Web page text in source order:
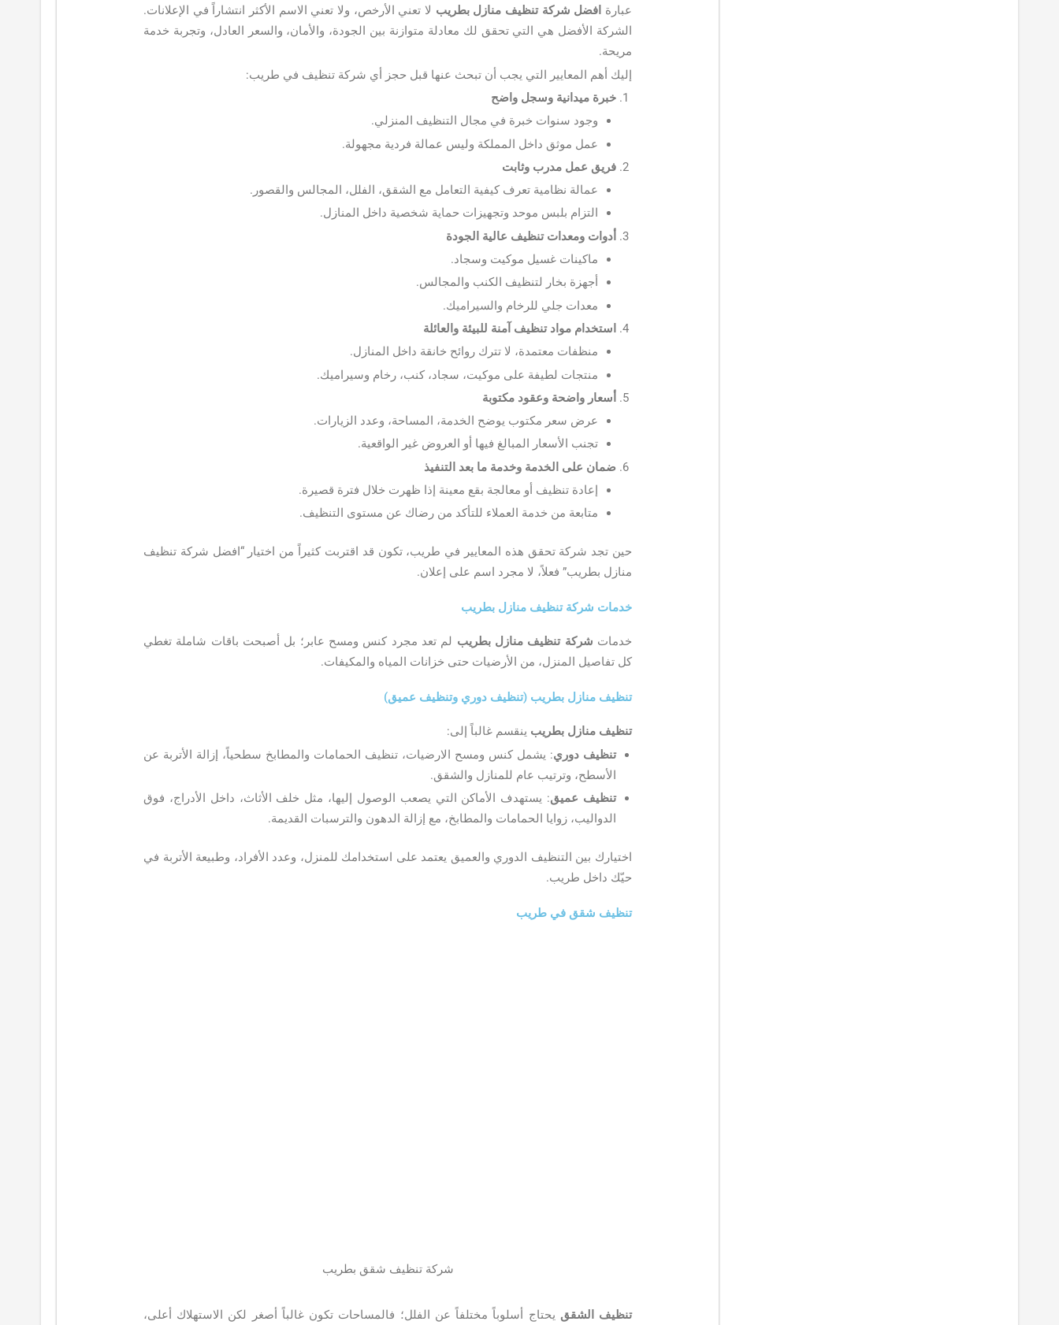
عبارة افضل شركة تنظيف منازل بطريب لا تعني الأرخص، ولا تعني الاسم الأكثر انتشاراً في الإعلانات.
الشركة الأفضل هي التي تحقق لك معادلة متوازنة بين الجودة، والأمان، والسعر العادل، وتجربة خدمة
مريحة.
إليك أهم المعايير التي يجب أن تبحث عنها قبل حجز أي شركة تنظيف في طريب:
خبرة ميدانية وسجل واضح
وجود سنوات خبرة في مجال التنظيف المنزلي.
عمل موثق داخل المملكة وليس عمالة فردية مجهولة.
فريق عمل مدرب وثابت
عمالة نظامية تعرف كيفية التعامل مع الشقق، الفلل، المجالس والقصور.
التزام بلبس موحد وتجهيزات حماية شخصية داخل المنازل.
أدوات ومعدات تنظيف عالية الجودة
ماكينات غسيل موكيت وسجاد.
أجهزة بخار لتنظيف الكنب والمجالس.
معدات جلي للرخام والسيراميك.
استخدام مواد تنظيف آمنة للبيئة والعائلة
منظفات معتمدة، لا تترك روائح خانقة داخل المنازل.
منتجات لطيفة على موكيت، سجاد، كنب، رخام وسيراميك.
أسعار واضحة وعقود مكتوبة
عرض سعر مكتوب يوضح الخدمة، المساحة، وعدد الزيارات.
تجنب الأسعار المبالغ فيها أو العروض غير الواقعية.
ضمان على الخدمة وخدمة ما بعد التنفيذ
إعادة تنظيف أو معالجة بقع معينة إذا ظهرت خلال فترة قصيرة.
متابعة من خدمة العملاء للتأكد من رضاك عن مستوى التنظيف.
حين تجد شركة تحقق هذه المعايير في طريب، تكون قد اقتربت كثيراً من اختيار “افضل شركة تنظيف
منازل بطريب” فعلاً، لا مجرد اسم على إعلان.
خدمات شركة تنظيف منازل بطريب
خدمات شركة تنظيف منازل بطريب لم تعد مجرد كنس ومسح عابر؛ بل أصبحت باقات شاملة تغطي
كل تفاصيل المنزل، من الأرضيات حتى خزانات المياه والمكيفات.
تنظيف منازل بطريب (تنظيف دوري وتنظيف عميق)
تنظيف منازل بطريب ينقسم غالباً إلى:
تنظيف دوري: يشمل كنس ومسح الارضيات، تنظيف الحمامات والمطابخ سطحياً، إزالة الأتربة عن
الأسطح، وترتيب عام للمنازل والشقق.
تنظيف عميق: يستهدف الأماكن التي يصعب الوصول إليها، مثل خلف الأثاث، داخل الأدراج، فوق
الدواليب، زوايا الحمامات والمطابخ، مع إزالة الدهون والترسبات القديمة.
اختيارك بين التنظيف الدوري والعميق يعتمد على استخدامك للمنزل، وعدد الأفراد، وطبيعة الأتربة في
حيّك داخل طريب.
تنظيف شقق في طريب
شركة تنظيف شقق بطريب
تنظيف الشقق يحتاج أسلوباً مختلفاً عن الفلل؛ فالمساحات تكون غالباً أصغر لكن الاستهلاك أعلى،